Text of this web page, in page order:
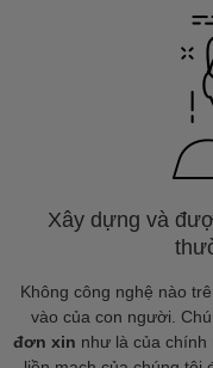
Xây dựng và
Không công nghệ nào
vào của con người.
đơn xin như là của chính